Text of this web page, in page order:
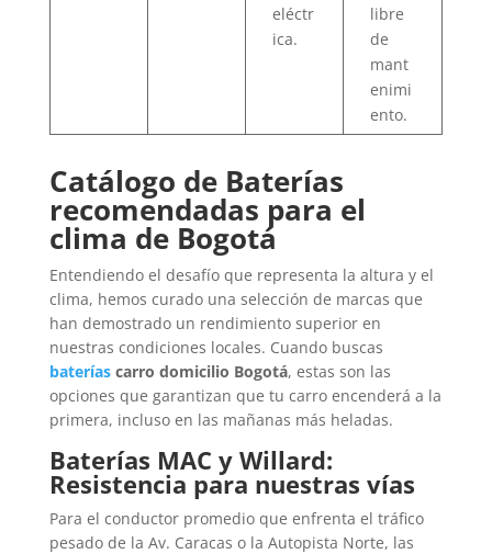
eléctr
ica.
libre
de
mant
enimi
ento.
Catálogo de Baterías
recomendadas para el
clima de Bogotá
Entendiendo el desafío que representa la altura y el
clima, hemos curado una selección de marcas que
han demostrado un rendimiento superior en
nuestras condiciones locales. Cuando buscas
bateríascarro domicilio Bogotá, estas son las
opciones que garantizan que tu carro encenderá a la
primera, incluso en las mañanas más heladas.
Baterías MAC y Willard:
Resistencia para nuestras vías
Para el conductor promedio que enfrenta el tráfico
pesado de la Av. Caracas o la Autopista Norte, las